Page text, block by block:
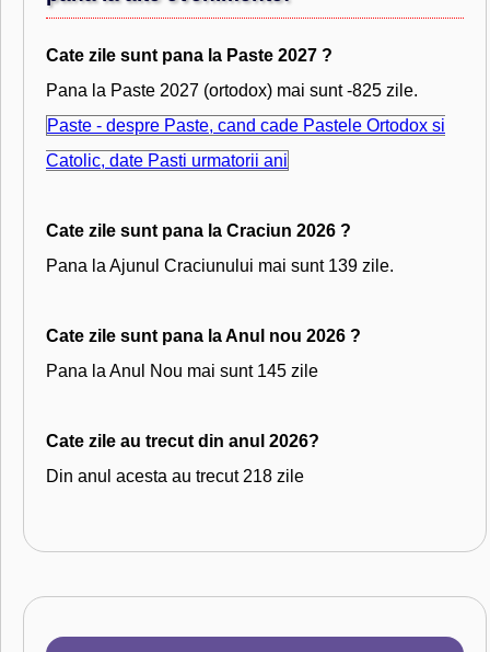
Cate zile sunt pana la Paste 2027 ?
Pana la Paste 2027 (ortodox) mai sunt -825 zile.
Paste - despre Paste, cand cade Pastele Ortodox si
Catolic, date Pasti urmatorii ani
Cate zile sunt pana la Craciun 2026 ?
Pana la Ajunul Craciunului mai sunt 139 zile.
Cate zile sunt pana la Anul nou 2026 ?
Pana la Anul Nou mai sunt 145 zile
Cate zile au trecut din anul 2026?
Din anul acesta au trecut 218 zile